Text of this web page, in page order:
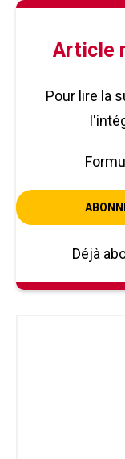
Article
Pour lire la
Déjà